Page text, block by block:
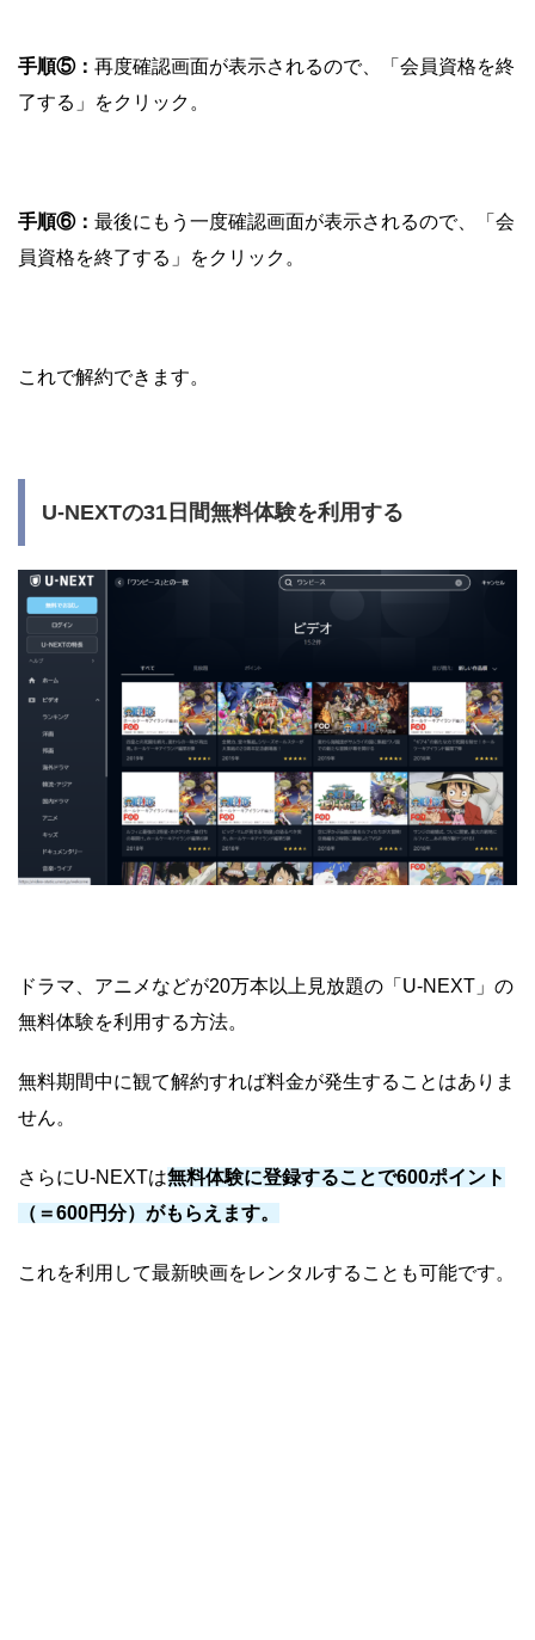
手順⑤： 再度確認画面が表示されるので、「会員資格を終
了する」をクリック。
手順⑥： 最後にもう一度確認画面が表示されるので、「会
員資格を終了する」をクリック。
これで解約できます。
U-NEXTの31日間無料体験を利用する
ドラマ、アニメなどが20万本以上見放題の「U-NEXT」の
無料体験を利用する方法。
無料期間中に観て解約すれば料金が発生することはありま
せん。
さらにU-NEXTは無料体験に登録することで600ポイント
（＝600円分）がもらえます。
これを利用して最新映画をレンタルすることも可能です。